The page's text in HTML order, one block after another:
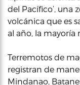
del Pacífico’, una
volcánica que es
al año, la mayoría
Terremotos de
registran de
Mindanao,